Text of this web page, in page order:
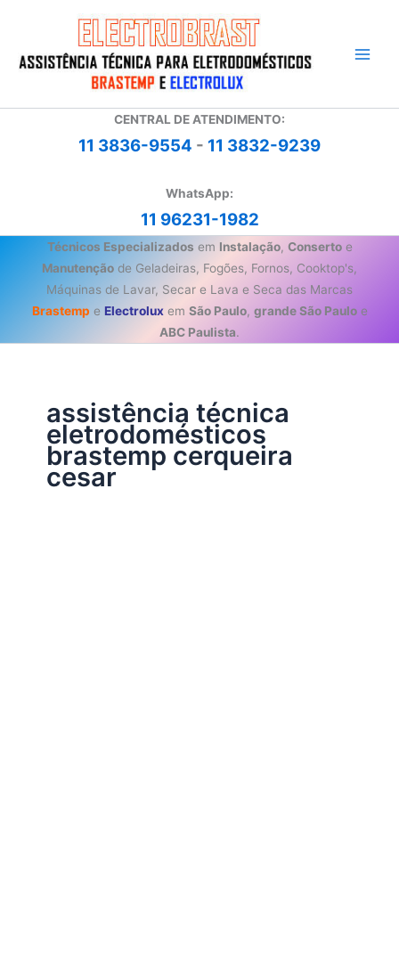
conteúdo
CENTRAL DE ATENDIMENTO:
11 3836-9554 - 11 3832-9239
WhatsApp:
11 96231-1982
Técnicos Especializados em Instalação, Consertoe
Manutenção de Geladeiras, Fogões, Fornos, Cooktop's,
Máquinas de Lavar, Secar e Lava e Seca das Marcas
Brastemp e Electroluxem São Paulo, grande São Pauloe
ABC Paulista.
assistência técnica
eletrodomésticos
brastemp cerqueira
cesar